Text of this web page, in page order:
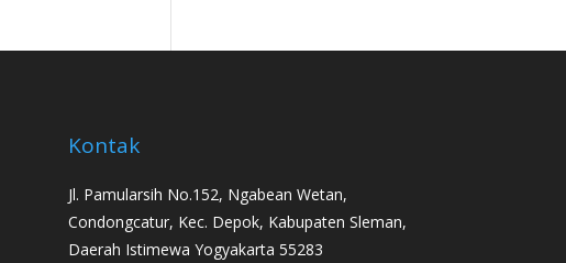
Kontak
Jl. Pamularsih No.152, Ngabean Wetan,
Condongcatur, Kec. Depok, Kabupaten Sleman,
Daerah Istimewa Yogyakarta 55283